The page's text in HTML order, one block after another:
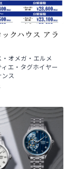
クハウス アラ
オメガ・エルメ
エ・タグホイヤー
ス